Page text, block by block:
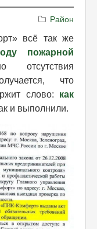
Район
всё так же
пожарной
что
слово: как
и выполнили.